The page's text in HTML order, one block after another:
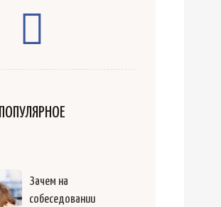
ПОПУЛЯРНОЕ
Зачем на
собеседовании